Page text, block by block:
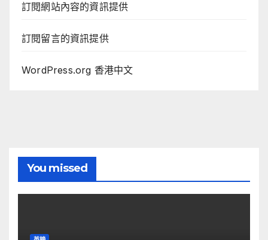
訂閱網站內容的資訊提供
訂閱留言的資訊提供
WordPress.org 香港中文
You missed